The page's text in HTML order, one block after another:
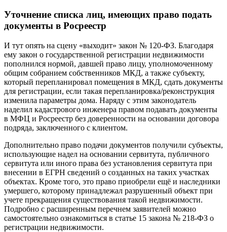
Уточнение списка лиц, имеющих право подать
документы в Росреестр
И тут опять на сцену «выходит» закон № 120-ФЗ. Благодаря
ему закон о государственной регистрации недвижимости
пополнился нормой, давшей право лицу, уполномоченному
общим собранием собственников МКД, а также субъекту,
который перепланировал помещения в МКД, сдать документы
для регистрации, если такая перепланировка/реконструкция
изменила параметры дома. Наряду с этим законодатель
наделил кадастрового инженера правом подавать документы
в МФЦ и Росреестр без доверенности на основании договора
подряда, заключенного с клиентом.
Дополнительно право подачи документов получили субъекты,
использующие надел на основании сервитута, публичного
сервитута или иного права без установления сервитута при
внесении в ЕГРН сведений о созданных на таких участках
объектах. Кроме того, это право приобрели ещё и наследники
умершего, которому принадлежал разрушенный объект при
учете прекращения существования такой недвижимости.
Подробно с расширенным перечнем заявителей можно
самостоятельно ознакомиться в статье 15 закона № 218-ФЗ о
регистрации недвижимости.